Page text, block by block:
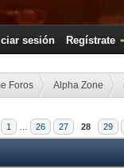
sesión Regístrate
Foros Alpha Zone
1 26 27 28 29